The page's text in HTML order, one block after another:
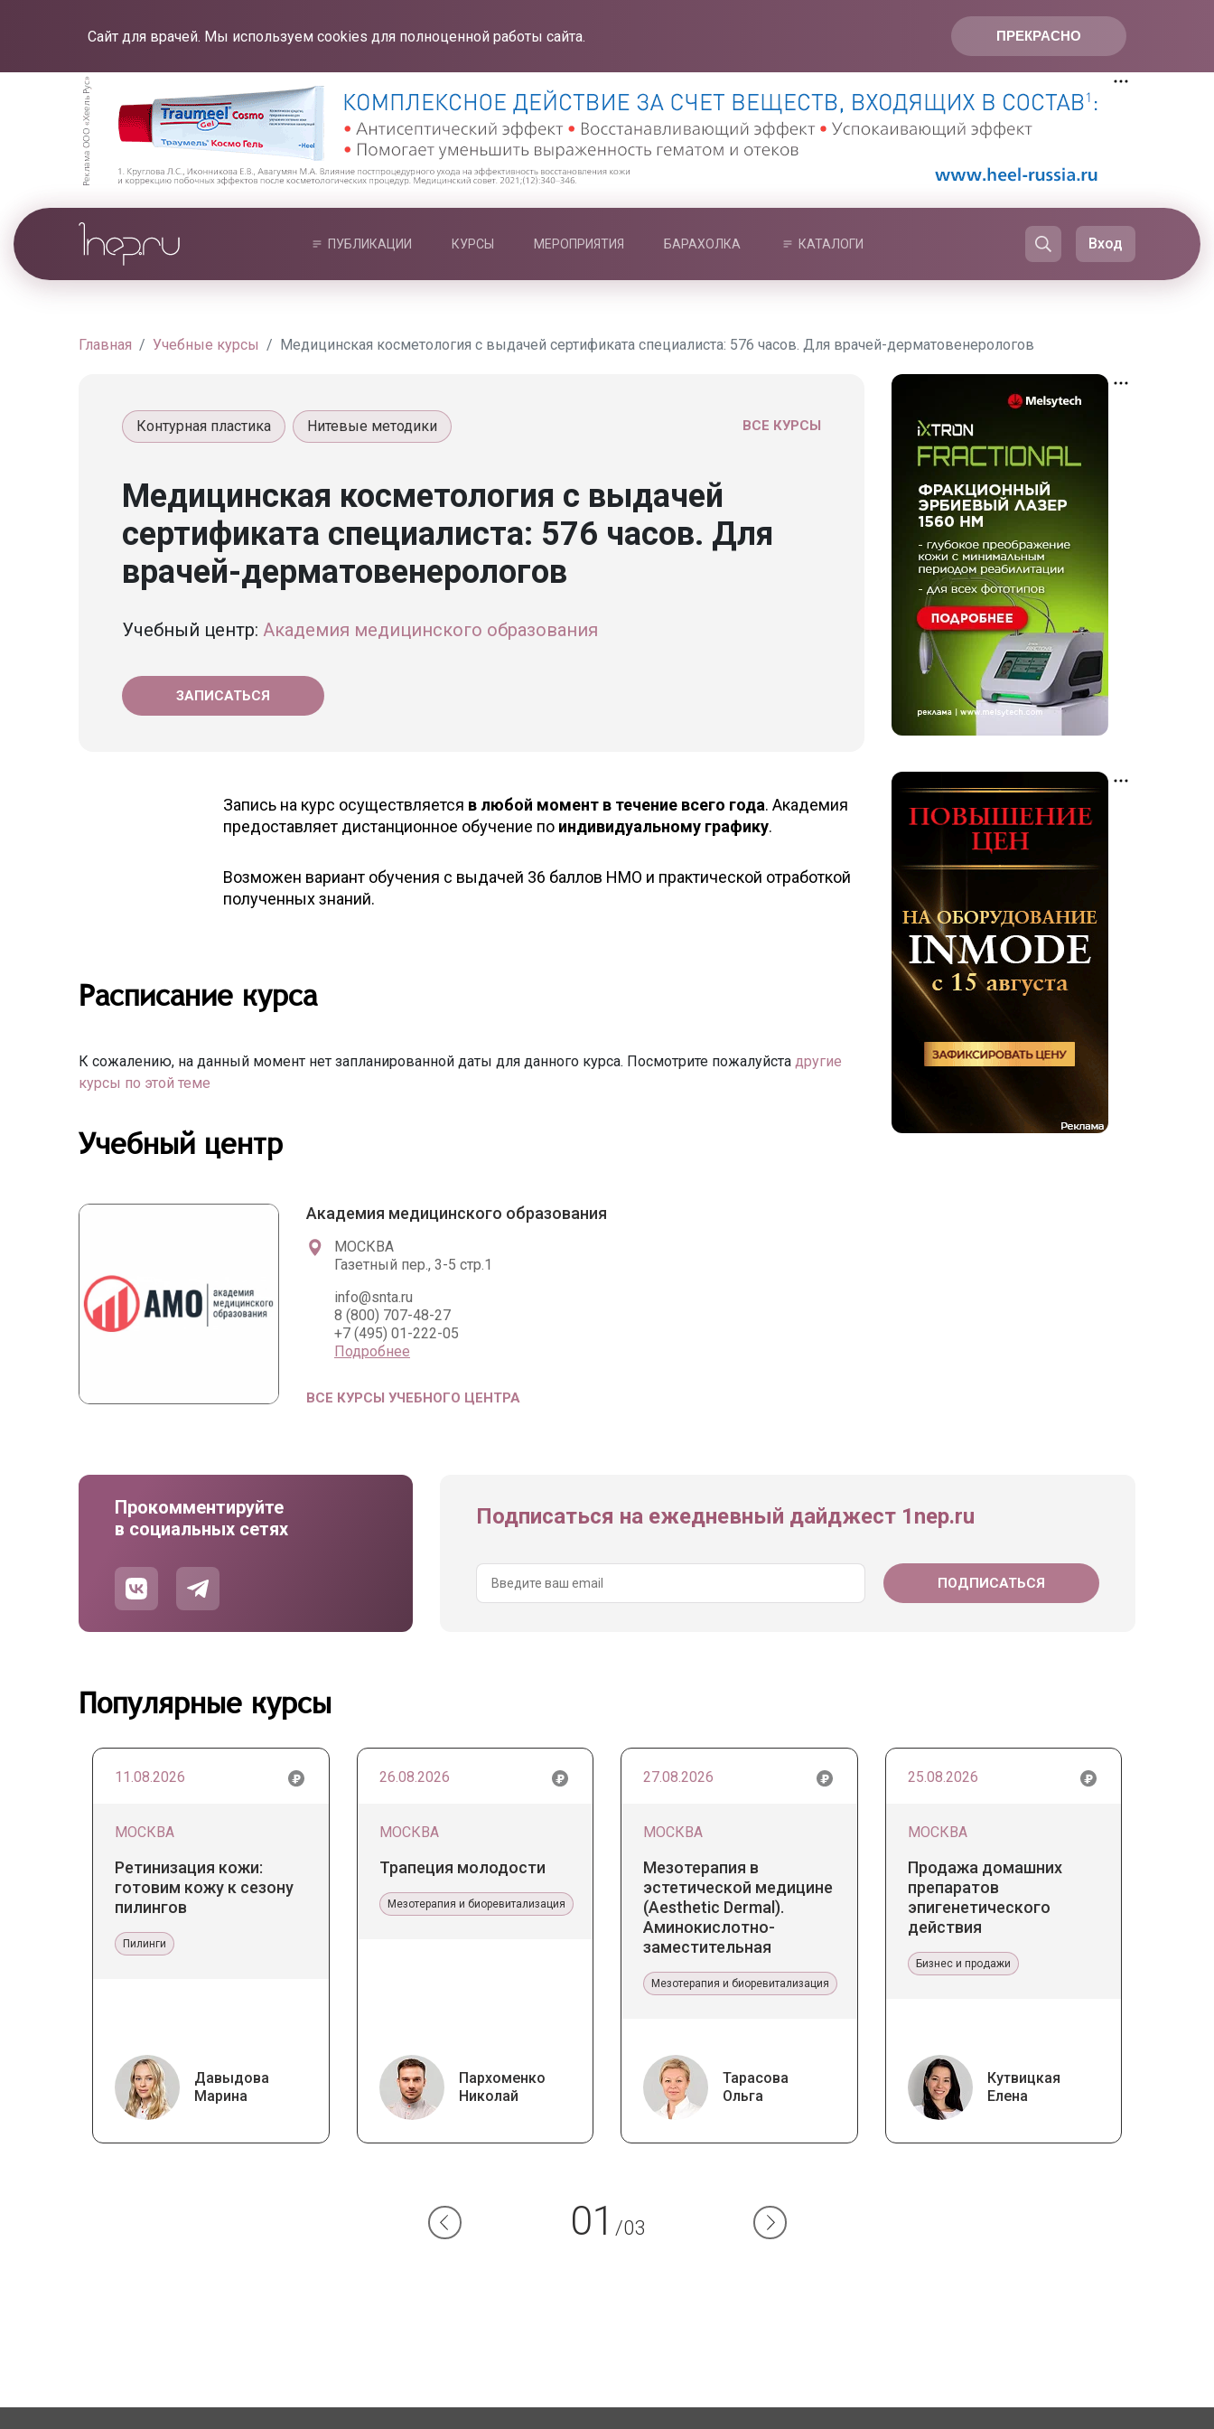
ПРЕКРАСНО
Сайт для врачей. Мы используем cookies для полноценной работы сайта.
ПУБЛИКАЦИИ КУРСЫ МЕРОПРИЯТИЯ БАРАХОЛКА КАТАЛОГИ Вход
Главная Учебные курсы Медицинская косметология с выдачей сертификата специалиста: 576 часов. Для врачей-дерматовенерологов
ВСЕ КУРСЫ
Контурная пластика Нитевые методики
Медицинская косметология с выдачей
сертификата специалиста: 576 часов. Для
врачей-дерматовенерологов
Учебный центр: Академия медицинского образования
ЗАПИСАТЬСЯ
Запись на курс осуществляется в любой момент в течение всего года. Академия
предоставляет дистанционное обучение по индивидуальному графику.
Возможен вариант обучения с выдачей 36 баллов НМО и практической отработкой
полученных знаний.
Расписание курса
К сожалению, на данный момент нет запланированной даты для данного курса. Посмотрите пожалуйста другие
курсы по этой теме
Учебный центр
Академия медицинского образования
МОСКВА
Газетный пер., 3-5 стр.1
info@snta.ru
8 (800) 707-48-27
+7 (495) 01-222-05
Подробнее
ВСЕ КУРСЫ УЧЕБНОГО ЦЕНТРА
Прокомментируйте
в социальных сетях
Подписаться на ежедневный дайджест 1nep.ru
Популярные курсы
11.08.2026
МОСКВА
Ретинизация кожи:
готовим кожу к сезону
пилингов
Пилинги
Давыдова
Марина
26.08.2026
МОСКВА
Трапеция молодости
Мезотерапия и биоревитализация
Пархоменко
Николай
27.08.2026
МОСКВА
Мезотерапия в
эстетической медицине
(Aesthetic Dermal).
Аминокислотно-
заместительная
Мезотерапия и биоревитализация
Тарасова
Ольга
25.08.2026
МОСКВА
Продажа домашних
препаратов
эпигенетического
действия
Бизнес и продажи
Кутвицкая
Елена
01 /03